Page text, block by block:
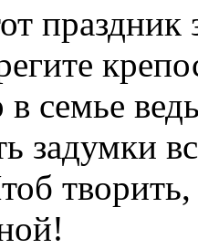
семье
задумки